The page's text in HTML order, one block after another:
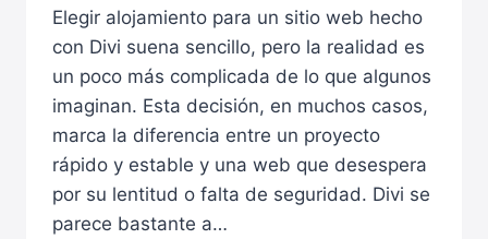
Elegir alojamiento para un sitio web hecho
con Divi suena sencillo, pero la realidad es
un poco más complicada de lo que algunos
imaginan. Esta decisión, en muchos casos,
marca la diferencia entre un proyecto
rápido y estable y una web que desespera
por su lentitud o falta de seguridad. Divi se
parece bastante a…